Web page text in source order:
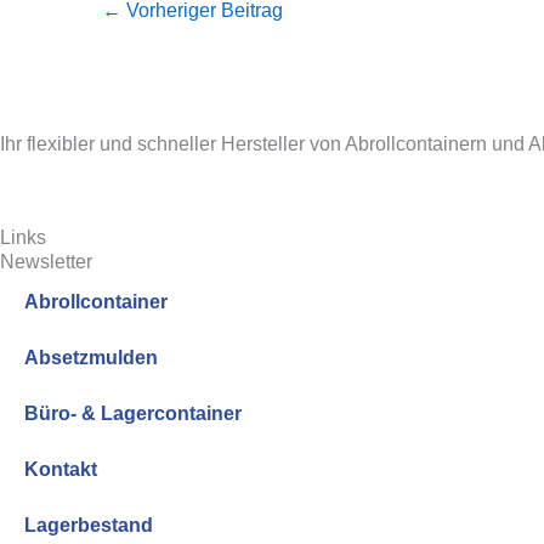
← Vorheriger Beitrag
Ihr flexibler und schneller Hersteller von Abrollcontainern und
Links
Newsletter
Abrollcontainer
Absetzmulden
Büro- & Lagercontainer
Kontakt
Lagerbestand